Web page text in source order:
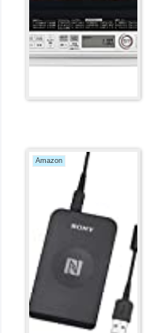
Amazon